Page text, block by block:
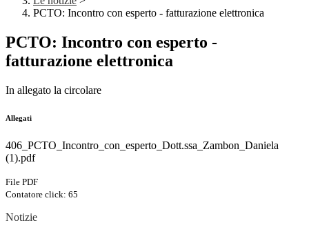
PCTO: Incontro con esperto - fatturazione elettronica
PCTO: Incontro con esperto -
fatturazione elettronica
In allegato la circolare
Allegati
406_PCTO_Incontro_con_esperto_Dott.ssa_Zambon_Daniela
(1).pdf
File PDF
Contatore click: 65
Notizie